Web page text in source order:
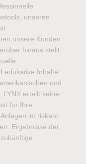
unseren
unsere Kunden
hinaus stellt
edukative Inhalte
und
LYNX erteilt keine
für Ihre
ist riskant.
Ergebnisse der